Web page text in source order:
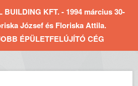
BUILDING KFT. - 1994 március 30-
József és Floriska Attila.
ÉPÜLETFELÚJÍTÓ CÉG